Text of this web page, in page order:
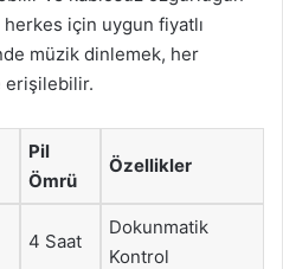
herkes için uygun fiyatlı
müzik dinlemek, her
erişilebilir.
Pil
Ömrü
Özellikler
4 Saat
Dokunmatik
Kontrol